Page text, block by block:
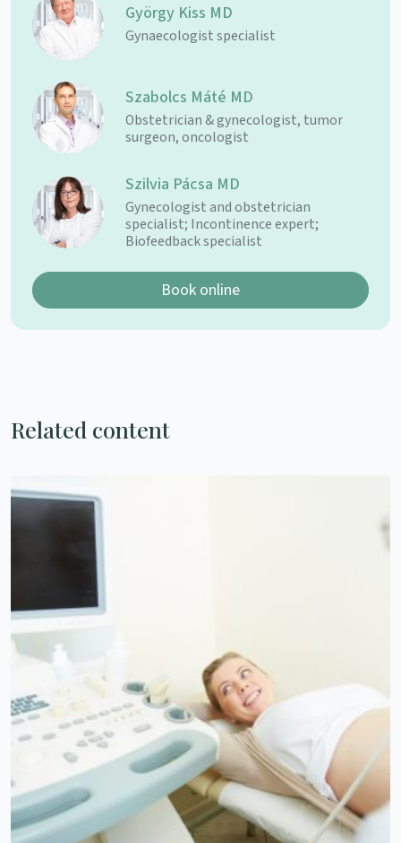
György Kiss MD
Gynaecologist specialist
Szabolcs Máté MD
Obstetrician & gynecologist, tumor
surgeon, oncologist
Szilvia Pácsa MD
Gynecologist and obstetrician
specialist; Incontinence expert;
Biofeedback specialist
Book online
Related content